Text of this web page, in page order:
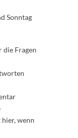
Sonntag
Fragen
wenn